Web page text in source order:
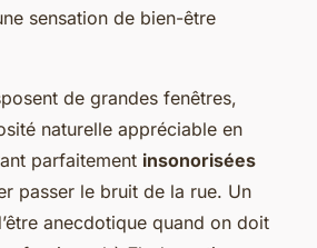
sensation de bien-être
de grandes fenêtres,
naturelle appréciable en
parfaitement insonorisées
passer le bruit de la rue. Un
anecdotique quand on doit